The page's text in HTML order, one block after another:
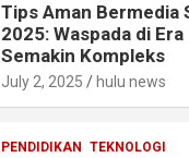
Tips Aman Bermedia
2025: Waspada di
Semakin Kompleks
July 2, 2025 hulu news
PENDIDIKAN TEKNOLOGI